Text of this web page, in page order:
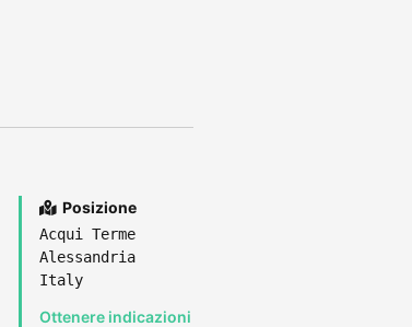
Posizione
Acqui Terme
Alessandria
Italy
Ottenere indicazioni